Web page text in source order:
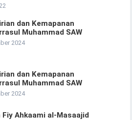
dan Kemapanan
Muhammad SAW
2024
dan Kemapanan
Muhammad SAW
2024
Fiy Ahkaami al-Masaajid